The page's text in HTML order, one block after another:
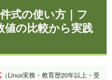
式の使い方｜フ
値の比較から実践
（Linux実務・教育歴20年以上・受